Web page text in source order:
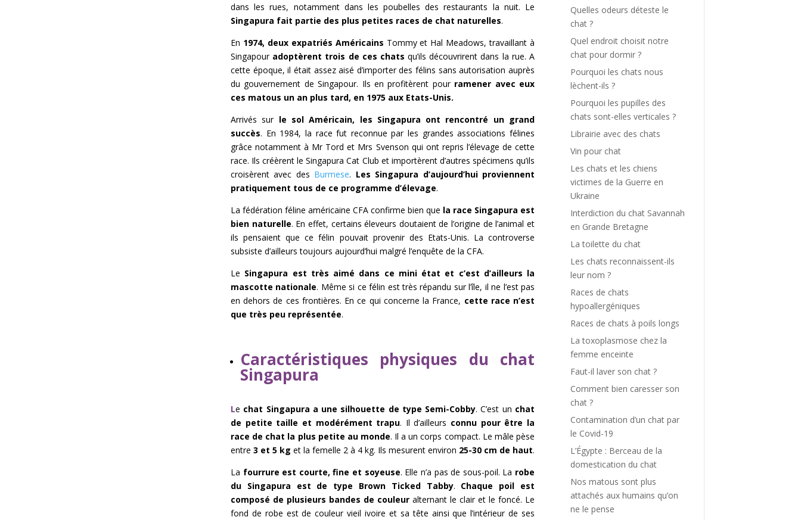
dans les rues, notamment dans les poubelles des restaurants la nuit. Le
Singapura fait partie des plus petites races de chat naturelles.
En 1974, deux expatriés Américains Tommy et Hal Meadows, travaillant à
Singapour adoptèrent trois de ces chats qu’ils découvrirent dans la rue. A
cette époque, il était assez aisé d’importer des félins sans autorisation auprès
du gouvernement de Singapour. Ils en profitèrent pour ramener avec eux
ces matous un an plus tard, en 1975 aux Etats-Unis.
Arrivés sur le sol Américain, les Singapura ont rencontré un grand
succès. En 1984, la race fut reconnue par les grandes associations félines
grâce notamment à Mr Tord et Mrs Svenson qui ont repris l’élevage de cette
race. Ils créèrent le Singapura Cat Club et importèrent d’autres spécimens qu’ils
croisèrent avec des Burmese. Les Singapura d’aujourd’hui proviennent
pratiquement tous de ce programme d’élevage.
La fédération féline américaine CFA confirme bien que la race Singapura est
bien naturelle. En effet, certains éleveurs doutaient de l’origine de l’animal et
ils pensaient que ce félin pouvait provenir des Etats-Unis. La controverse
subsiste d’ailleurs toujours aujourd’hui malgré l’enquête de la CFA.
Le Singapura est très aimé dans ce mini état et c’est d’ailleurs la
mascotte nationale. Même si ce félin est très répandu sur l’île, il ne l’est pas
en dehors de ces frontières. En ce qui concerne la France, cette race n’est
que très peu représentée.
Caractéristiques physiques du chat
Singapura
Le chat Singapura a une silhouette de type Semi-Cobby. C’est un chat
de petite taille et modérément trapu. Il d’ailleurs connu pour être la
race de chat la plus petite au monde. Il a un corps compact. Le mâle pèse
entre 3 et 5 kg et la femelle 2 à 4 kg. Ils mesurent environ 25-30 cm de haut.
La fourrure est courte, fine et soyeuse. Elle n’a pas de sous-poil. La robe
du Singapura est de type Brown Ticked Tabby. Chaque poil est
composé de plusieurs bandes de couleur alternant le clair et le foncé. Le
fond de robe est de couleur vieil ivoire et sa tête ainsi que l’intérieur de ses
Quelles odeurs déteste le
chat ?
Quel endroit choisit notre
chat pour dormir ?
Pourquoi les chats nous
lèchent-ils ?
Pourquoi les pupilles des
chats sont-elles verticales ?
Librairie avec des chats
Vin pour chat
Les chats et les chiens
victimes de la Guerre en
Ukraine
Interdiction du chat Savannah
en Grande Bretagne
La toilette du chat
Les chats reconnaissent-ils
leur nom ?
Races de chats
hypoallergéniques
Races de chats à poils longs
La toxoplasmose chez la
femme enceinte
Faut-il laver son chat ?
Comment bien caresser son
chat ?
Contamination d’un chat par
le Covid-19
L’Égypte : Berceau de la
domestication du chat
Nos matous sont plus
attachés aux humains qu’on
ne le pense